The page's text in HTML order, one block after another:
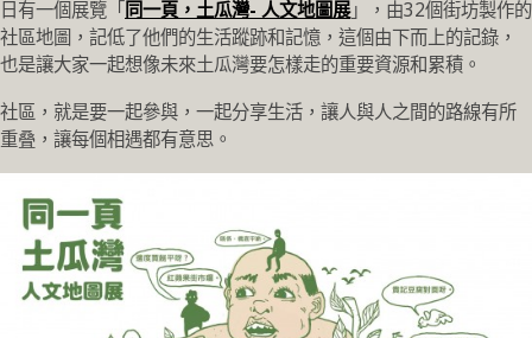
日有一個展覽「 同一頁，土瓜灣- 人文地圖展」，由32個街坊製作的
社區地圖，記低了他們的生活蹤跡和記憶，這個由下而上的記錄，
也是讓大家一起想像未來土瓜灣要怎樣走的重要資源和累積。
社區，就是要一起參與，一起分享生活，讓人與人之間的路線有所
重叠，讓每個相遇都有意思。